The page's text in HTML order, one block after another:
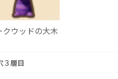
クウッドの大木
３層目